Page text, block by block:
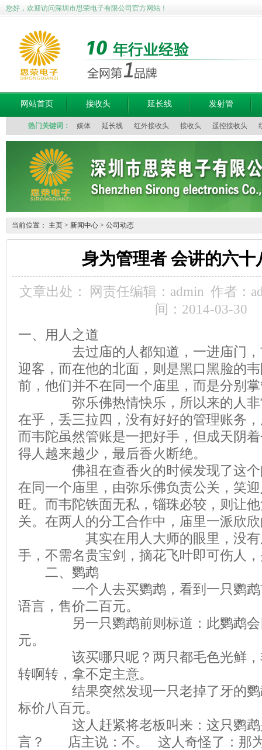
您好，欢迎访问深圳市思荣电子有限公司官方网站！
网站首页 接收头 延长线 发射管
热门关键词： 媒体 延长线 红外接收头 接收头 遥控接收头
当前位置： 主页 > 新闻中心 > 公司动态
身为管理者 会讲的六十
文章出处： 网责任编辑：admin 作者：
间：2014-03-30
一、用人之道
去过庙的人都知道，一进庙门，
迎客，而在他的北面，则是黑口黑脸的
前，他们并不在同一个庙里，而是分别
弥乐佛热情快乐，所以来的人非
在乎，丢三拉四，没有好好的管理账务
而韦陀虽然管账是一把好手，但成天阴
得人越来越少，最后香火断绝。
佛祖在查香火的时候发现了这个
在同一个庙里，由弥乐佛负责公关，笑
旺。而韦陀铁面无私，锱珠必较，则让
关。在两人的分工合作中，庙里一派欣
其实在用人大师的眼里，没有废
手，不需名贵宝剑，摘花飞叶即可伤人
二、鹦鹉
一个人去买鹦鹉，看到一只鹦鹉
语言，售价二百元。
另一只鹦鹉前则标道：此鹦鹉会
元。
该买哪只呢？两只都毛色光鲜，
转啊转，拿不定主意。
结果突然发现一只老掉了牙的鹦
标价八百元。
这人赶紧将老板叫来：这只鹦鹉
言？ 店主说：不。 这人奇怪了：那